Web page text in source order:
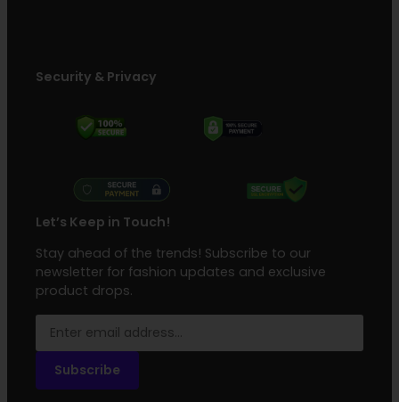
Security & Privacy
Let’s Keep in Touch!
Stay ahead of the trends! Subscribe to our
newsletter for fashion updates and exclusive
product drops.
Subscribe